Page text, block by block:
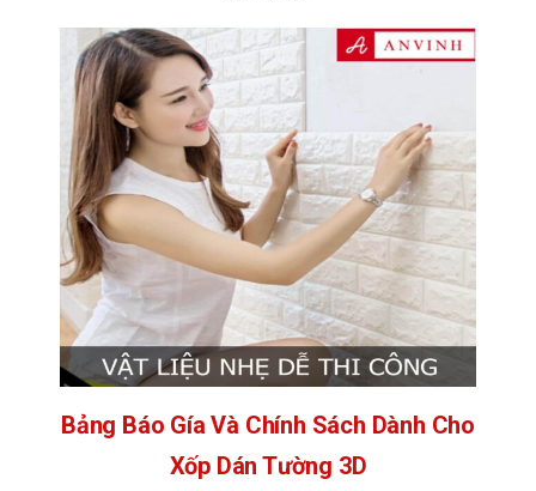
Bảng Báo Gía Và Chính Sách Dành Cho
Xốp Dán Tường 3D